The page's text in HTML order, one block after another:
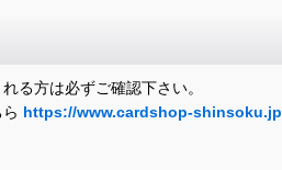
る方は必ずご確認下さい。
https://www.cardshop-